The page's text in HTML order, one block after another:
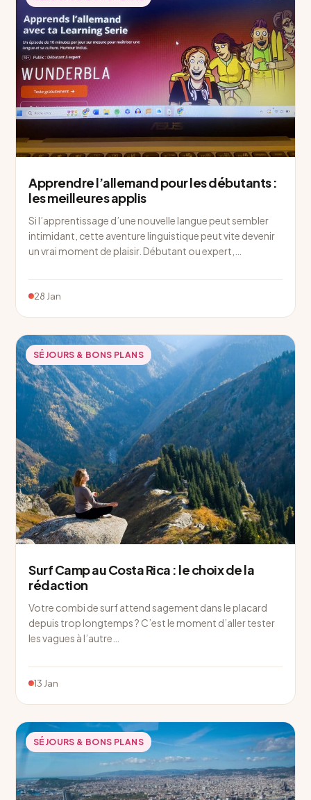
Apprendre l’allemand pour les débutants :
les meilleures applis
Si l’apprentissage d’une nouvelle langue peut sembler
intimidant, cette aventure linguistique peut vite devenir
un vrai moment de plaisir. Débutant ou expert,…
28 Jan
SÉJOURS & BONS PLANS
Surf Camp au Costa Rica : le choix de la
rédaction
Votre combi de surf attend sagement dans le placard
depuis trop longtemps ? C’est le moment d’aller tester
les vagues à l’autre…
13 Jan
SÉJOURS & BONS PLANS